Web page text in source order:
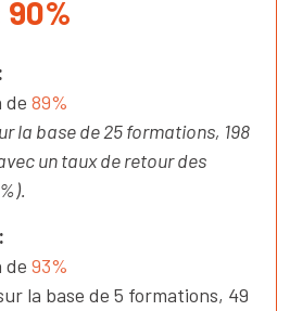
de 89%
la base de 25 formations, 198
un taux de retour des
de 93%
la base de 5 formations, 49